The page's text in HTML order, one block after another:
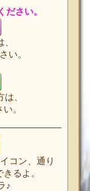
ださい。
い。
、
。
コン、通り
るよ。
♪